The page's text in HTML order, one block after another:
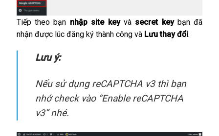
Tiếp theo bạn nhập site key vàsecret keybạn đã
nhận được lúc đăng ký thành công vàLưu thay đổi.
Lưu ý:
Nếu sử dụng reCAPTCHA v3 thì bạn
nhớ check vào “Enable reCAPTCHA
v3” nhé.